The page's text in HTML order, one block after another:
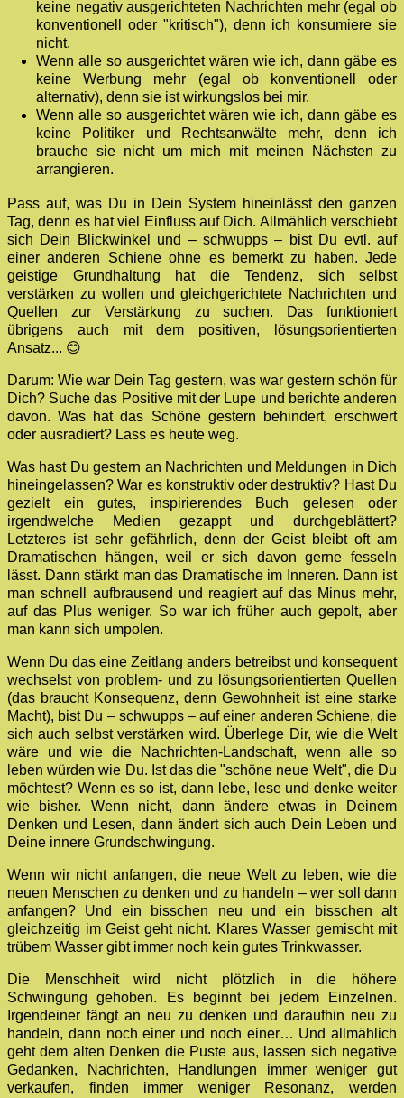
keine negativ ausgerichteten Nachrichten mehr (egal ob
konventionell oder "kritisch"), denn ich konsumiere sie
nicht.
Wenn alle so ausgerichtet wären wie ich, dann gäbe es
keine Werbung mehr (egal ob konventionell oder
alternativ), denn sie ist wirkungslos bei mir.
Wenn alle so ausgerichtet wären wie ich, dann gäbe es
keine Politiker und Rechtsanwälte mehr, denn ich
brauche sie nicht um mich mit meinen Nächsten zu
arrangieren.
Pass auf, was Du in Dein System hineinlässt den ganzen
Tag, denn es hat viel Einfluss auf Dich. Allmählich verschiebt
sich Dein Blickwinkel und – schwupps – bist Du evtl. auf
einer anderen Schiene ohne es bemerkt zu haben. Jede
geistige Grundhaltung hat die Tendenz, sich selbst
verstärken zu wollen und gleichgerichtete Nachrichten und
Quellen zur Verstärkung zu suchen. Das funktioniert
übrigens auch mit dem positiven, lösungsorientierten
Ansatz... 😊
Darum: Wie war Dein Tag gestern, was war gestern schön für
Dich? Suche das Positive mit der Lupe und berichte anderen
davon. Was hat das Schöne gestern behindert, erschwert
oder ausradiert? Lass es heute weg.
Was hast Du gestern an Nachrichten und Meldungen in Dich
hineingelassen? War es konstruktiv oder destruktiv? Hast Du
gezielt ein gutes, inspirierendes Buch gelesen oder
irgendwelche Medien gezappt und durchgeblättert?
Letzteres ist sehr gefährlich, denn der Geist bleibt oft am
Dramatischen hängen, weil er sich davon gerne fesseln
lässt. Dann stärkt man das Dramatische im Inneren. Dann ist
man schnell aufbrausend und reagiert auf das Minus mehr,
auf das Plus weniger. So war ich früher auch gepolt, aber
man kann sich umpolen.
Wenn Du das eine Zeitlang anders betreibst und konsequent
wechselst von problem- und zu lösungsorientierten Quellen
(das braucht Konsequenz, denn Gewohnheit ist eine starke
Macht), bist Du – schwupps – auf einer anderen Schiene, die
sich auch selbst verstärken wird. Überlege Dir, wie die Welt
wäre und wie die Nachrichten-Landschaft, wenn alle so
leben würden wie Du. Ist das die "schöne neue Welt", die Du
möchtest? Wenn es so ist, dann lebe, lese und denke weiter
wie bisher. Wenn nicht, dann ändere etwas in Deinem
Denken und Lesen, dann ändert sich auch Dein Leben und
Deine innere Grundschwingung.
Wenn wir nicht anfangen, die neue Welt zu leben, wie die
neuen Menschen zu denken und zu handeln – wer soll dann
anfangen? Und ein bisschen neu und ein bisschen alt
gleichzeitig im Geist geht nicht. Klares Wasser gemischt mit
trübem Wasser gibt immer noch kein gutes Trinkwasser.
Die Menschheit wird nicht plötzlich in die höhere
Schwingung gehoben. Es beginnt bei jedem Einzelnen.
Irgendeiner fängt an neu zu denken und daraufhin neu zu
handeln, dann noch einer und noch einer… Und allmählich
geht dem alten Denken die Puste aus, lassen sich negative
Gedanken, Nachrichten, Handlungen immer weniger gut
verkaufen, finden immer weniger Resonanz, werden